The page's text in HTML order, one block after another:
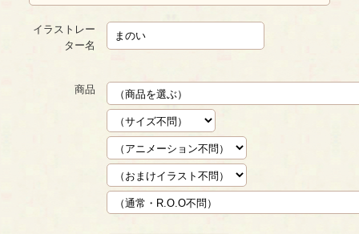
イラストレー
ター名
商品